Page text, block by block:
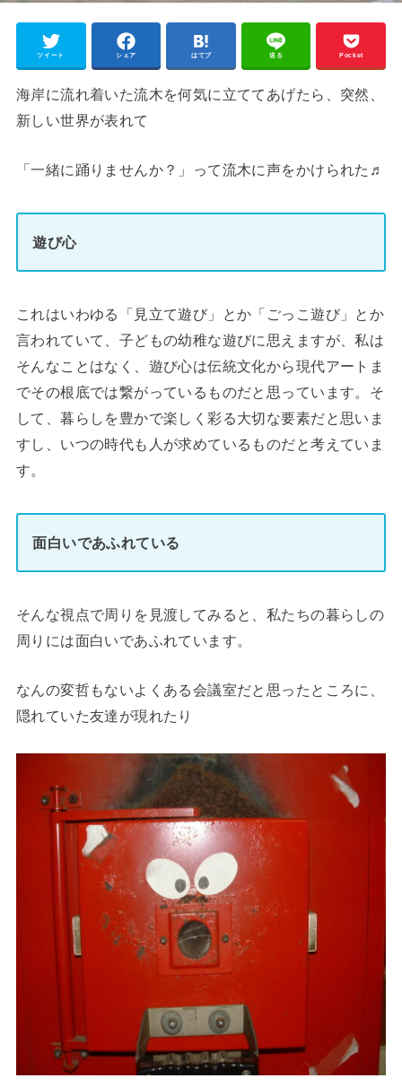
ツイート シェア はてブ 送る Pocket
海岸に流れ着いた流木を何気に立ててあげたら、突然、
新しい世界が表れて
「一緒に踊りませんか？」って流木に声をかけられた♬
遊び心
これはいわゆる「見立て遊び」とか「ごっこ遊び」とか
言われていて、子どもの幼稚な遊びに思えますが、私は
そんなことはなく、遊び心は伝統文化から現代アートま
でその根底では繋がっているものだと思っています。そ
して、暮らしを豊かで楽しく彩る大切な要素だと思いま
すし、いつの時代も人が求めているものだと考えていま
す。
面白いであふれている
そんな視点で周りを見渡してみると、私たちの暮らしの
周りには面白いであふれています。
なんの変哲もないよくある会議室だと思ったところに、
隠れていた友達が現れたり